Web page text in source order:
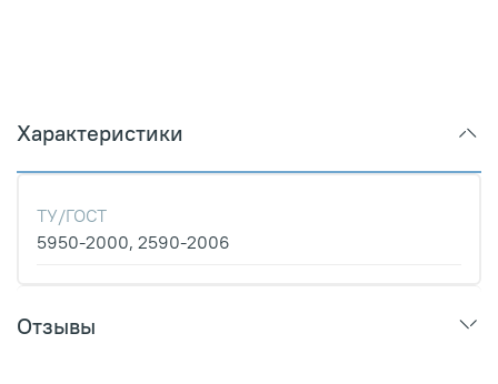
Характеристики
ТУ/ГОСТ
5950-2000, 2590-2006
Отзывы